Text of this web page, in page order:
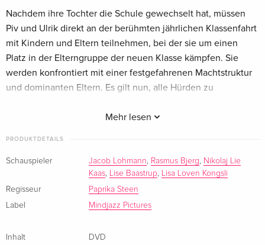
Mehr lesen
Nachdem ihre Tochter die Schule gewechselt hat, müssen
Piv und Ulrik direkt an der berühmten jährlichen Klassenfahrt
mit Kindern und Eltern teilnehmen, bei der sie um einen
Platz in der Elterngruppe der neuen Klasse kämpfen. Sie
werden konfrontiert mit einer festgefahrenen Machtstruktur
und dominanten Eltern. Es gilt nun, alle Hürden zu
werden – aber was sind sie bereit, für ihr Kind zu tun?
PRODUKTDETAILS
Schauspieler Jacob Lohmann, Rasmus Bjerg, Nikolaj Lie
Kaas, Lise Baastrup, Lisa Loven Kongsli
Regisseur
Paprika Steen
Label
Mindjazz Pictures
Inhalt DVD